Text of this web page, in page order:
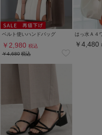
ベルト使いハンドバッグ
￥2,980 税込
￥4,680税込
はっ水Ａ４
￥4,480